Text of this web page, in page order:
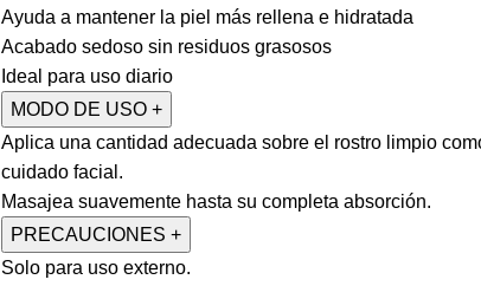
Ayuda a mantener la piel más rellena e hidratada
Acabado sedoso sin residuos grasosos
Ideal para uso diario
MODO DE USO +
Aplica una cantidad adecuada sobre el rostro limpio
cuidado facial.
Masajea suavemente hasta su completa absorción.
PRECAUCIONES +
Solo para uso externo.